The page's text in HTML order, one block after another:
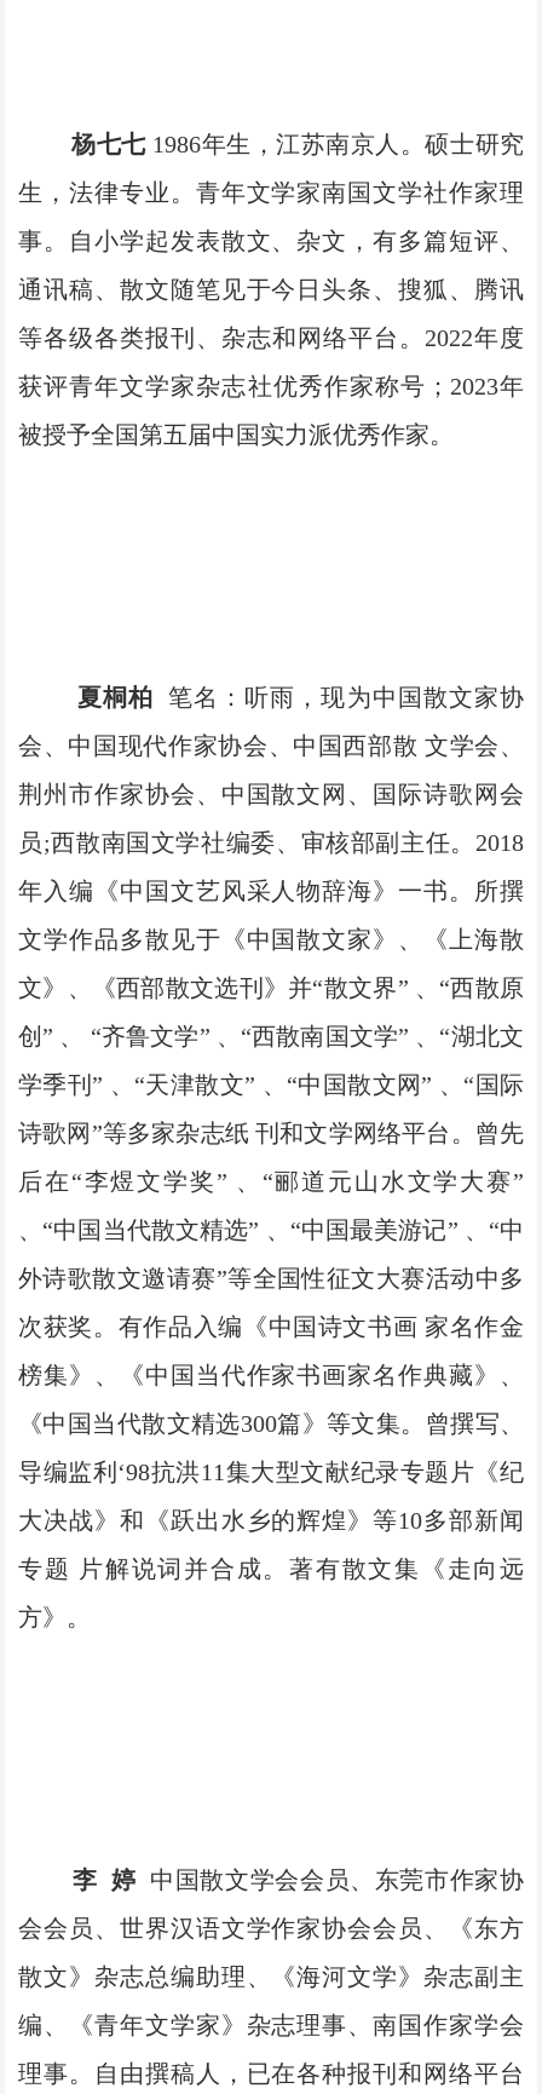
杨七七1986年生，江苏南京人。硕士研究
生，法律专业。青年文学家南国文学社作家理
事。自小学起发表散文、杂文，有多篇短评、
通讯稿、散文随笔见于今日头条、搜狐、腾讯
等各级各类报刊、杂志和网络平台。2022年度
获评青年文学家杂志社优秀作家称号；2023年
被授予全国第五届中国实力派优秀作家。
夏桐柏 笔名：听雨，现为中国散文家协
会、中国现代作家协会、中国西部散 文学会、
荆州市作家协会、中国散文网、国际诗歌网会
员;西散南国文学社编委、审核部副主任。2018
年入编《中国文艺风采人物辞海》一书。所撰
文学作品多散见于《中国散文家》、《上海散
文》、《西部散文选刊》并“散文界” 、“西散原
创” 、 “齐鲁文学” 、“西散南国文学” 、“湖北文
学季刊” 、“天津散文” 、“中国散文网” 、“国际
诗歌网”等多家杂志纸 刊和文学网络平台。曾先
后在“李煜文学奖” 、“郦道元山水文学大赛”
、“中国当代散文精选” 、“中国最美游记” 、“中
外诗歌散文邀请赛”等全国性征文大赛活动中多
次获奖。有作品入编《中国诗文书画 家名作金
榜集》、《中国当代作家书画家名作典藏》、
《中国当代散文精选300篇》等文集。曾撰写、
导编监利‘98抗洪11集大型文献纪录专题片《纪
大决战》和《跃出水乡的辉煌》等10多部新闻
专题 片解说词并合成。著有散文集《走向远
方》。
李 婷 中国散文学会会员、东莞市作家协
会会员、世界汉语文学作家协会会员、《东方
散文》杂志总编助理、《海河文学》杂志副主
编、《青年文学家》杂志理事、南国作家学会
理事。自由撰稿人，已在各种报刊和网络平台